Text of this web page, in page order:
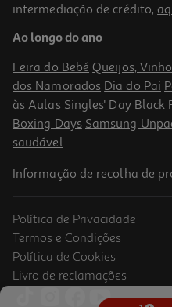
Jogo Ps5 Dragon Quest I & Ii Hd
71.99 €/un
71,99 €
Jogo Ps5 Tiebreak
intermediação de crédito,
Ao longo do ano
Feira do Bebé Queijos,
dos Namorados Dia do Pai
às Aulas Singles' Day Black
Boxing Days Samsung
saudável
Informação de recolha de
Política de Privacidade
Termos e Condições
Política de Cookies
Livro de reclamações